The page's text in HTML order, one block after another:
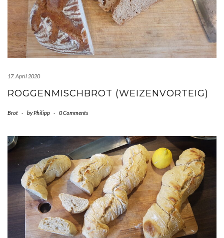
17. April 2020
ROGGENMISCHBROT (WEIZENVORTEIG)
Brot - byPhilipp - 0 Comments